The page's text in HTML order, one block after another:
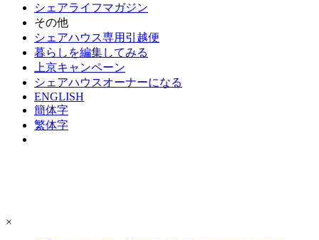
シェアライフマガジン
その他
シェアハウス専用引越便
暮らしを編集してみる
上京キャンペーン
シェアハウスオーナーになる
ENGLISH
簡体字
繁体字
×